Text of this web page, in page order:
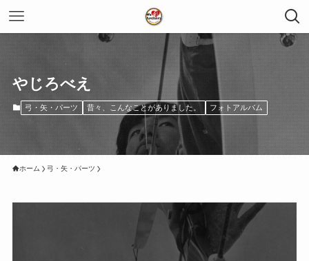
やじろべえ
弓・矢・パーツ 昔々、こんなことがありました。 フォトアルバム
ホーム 弓・矢・パーツ